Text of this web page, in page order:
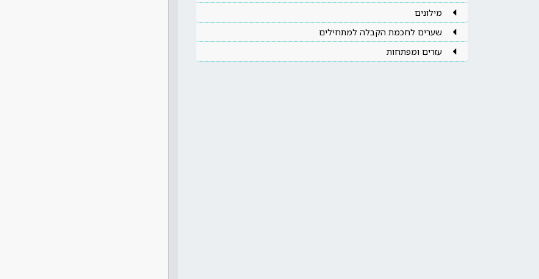
מילונים
שערים לחכמת הקבלה למתחילים
עזרים ומפתחות